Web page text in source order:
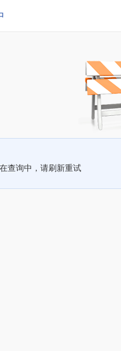
查询中，请刷新重试